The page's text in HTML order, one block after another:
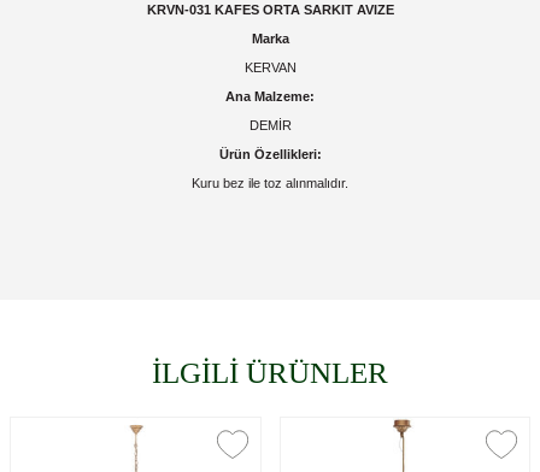
KRVN-031 KAFES ORTA SARKIT AVIZE
Marka
KERVAN
Ana Malzeme:
DEMİR
Ürün Özellikleri:
Kuru bez ile toz alınmalıdır.
İLGİLİ ÜRÜNLER